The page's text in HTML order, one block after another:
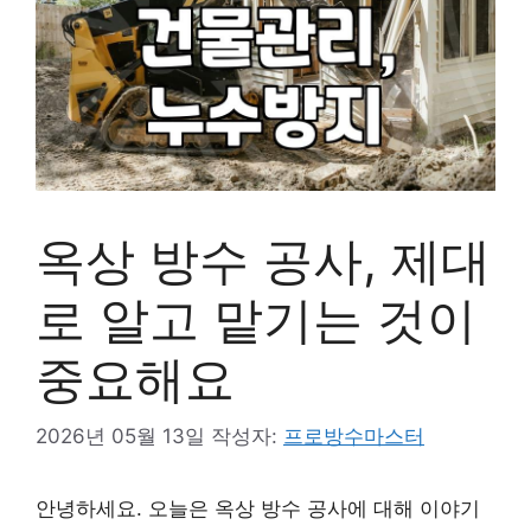
옥상 방수 공사, 제대
로 알고 맡기는 것이
중요해요
2026년 05월 13일 작성자: 프로방수마스터
안녕하세요. 오늘은 옥상 방수 공사에 대해 이야기